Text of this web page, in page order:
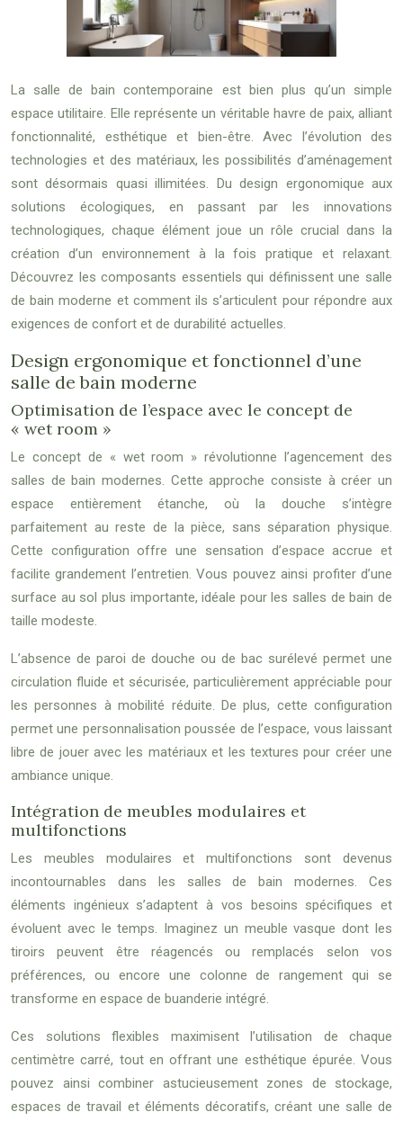
La salle de bain contemporaine est bien plus qu’un simple
espace utilitaire. Elle représente un véritable havre de paix, alliant
fonctionnalité, esthétique et bien-être. Avec l’évolution des
technologies et des matériaux, les possibilités d’aménagement
sont désormais quasi illimitées. Du design ergonomique aux
solutions écologiques, en passant par les innovations
technologiques, chaque élément joue un rôle crucial dans la
création d’un environnement à la fois pratique et relaxant.
Découvrez les composants essentiels qui définissent une salle
de bain moderne et comment ils s’articulent pour répondre aux
exigences de confort et de durabilité actuelles.
Design ergonomique et fonctionnel d’une
salle de bain moderne
Optimisation de l’espace avec le concept de
« wet room »
Le concept de « wet room » révolutionne l’agencement des
salles de bain modernes. Cette approche consiste à créer un
espace entièrement étanche, où la douche s’intègre
parfaitement au reste de la pièce, sans séparation physique.
Cette configuration offre une sensation d’espace accrue et
facilite grandement l’entretien. Vous pouvez ainsi profiter d’une
surface au sol plus importante, idéale pour les salles de bain de
taille modeste.
L’absence de paroi de douche ou de bac surélevé permet une
circulation fluide et sécurisée, particulièrement appréciable pour
les personnes à mobilité réduite. De plus, cette configuration
permet une personnalisation poussée de l’espace, vous laissant
libre de jouer avec les matériaux et les textures pour créer une
ambiance unique.
Intégration de meubles modulaires et
multifonctions
Les meubles modulaires et multifonctions sont devenus
incontournables dans les salles de bain modernes. Ces
éléments ingénieux s’adaptent à vos besoins spécifiques et
évoluent avec le temps. Imaginez un meuble vasque dont les
tiroirs peuvent être réagencés ou remplacés selon vos
préférences, ou encore une colonne de rangement qui se
transforme en espace de buanderie intégré.
Ces solutions flexibles maximisent l’utilisation de chaque
centimètre carré, tout en offrant une esthétique épurée. Vous
pouvez ainsi combiner astucieusement zones de stockage,
espaces de travail et éléments décoratifs, créant une salle de